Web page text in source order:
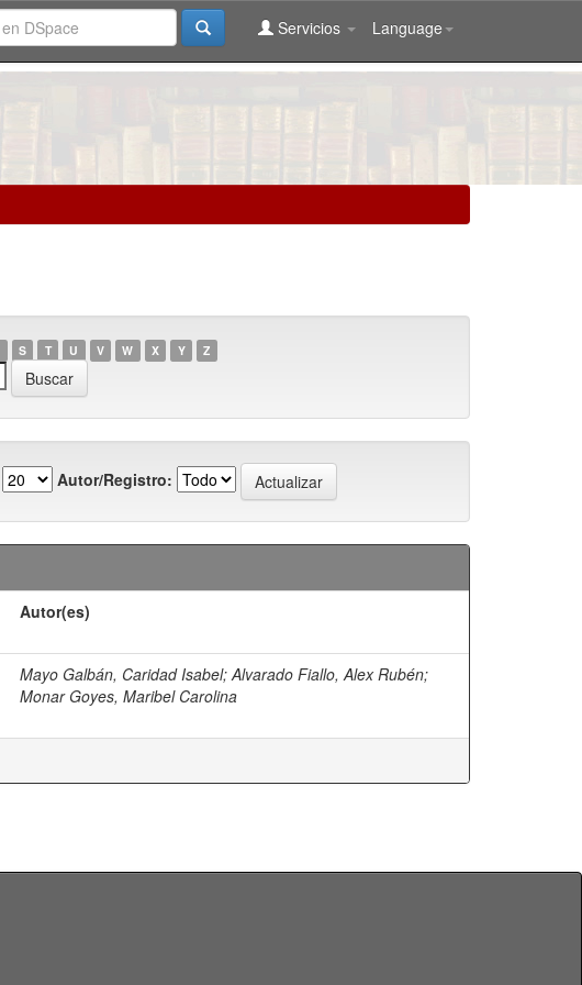
Language
Servicios
S T U V W X Y Z
Autor/Registro:
Autor(es)
Mayo Galbán, Caridad Isabel;Alvarado Fiallo, Alex Rubén;
Monar Goyes, Maribel Carolina